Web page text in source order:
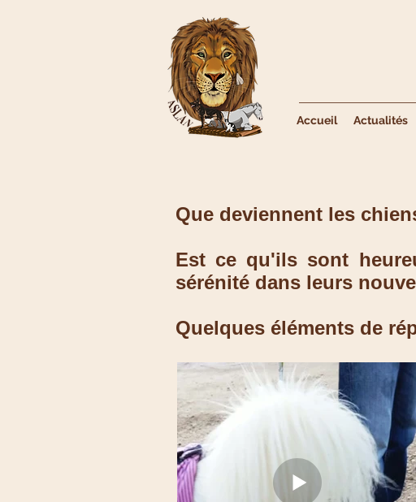
Accueil Actualités
Que deviennent les
Est ce qu'ils sont
sérénité dans leurs
Quelques éléments de